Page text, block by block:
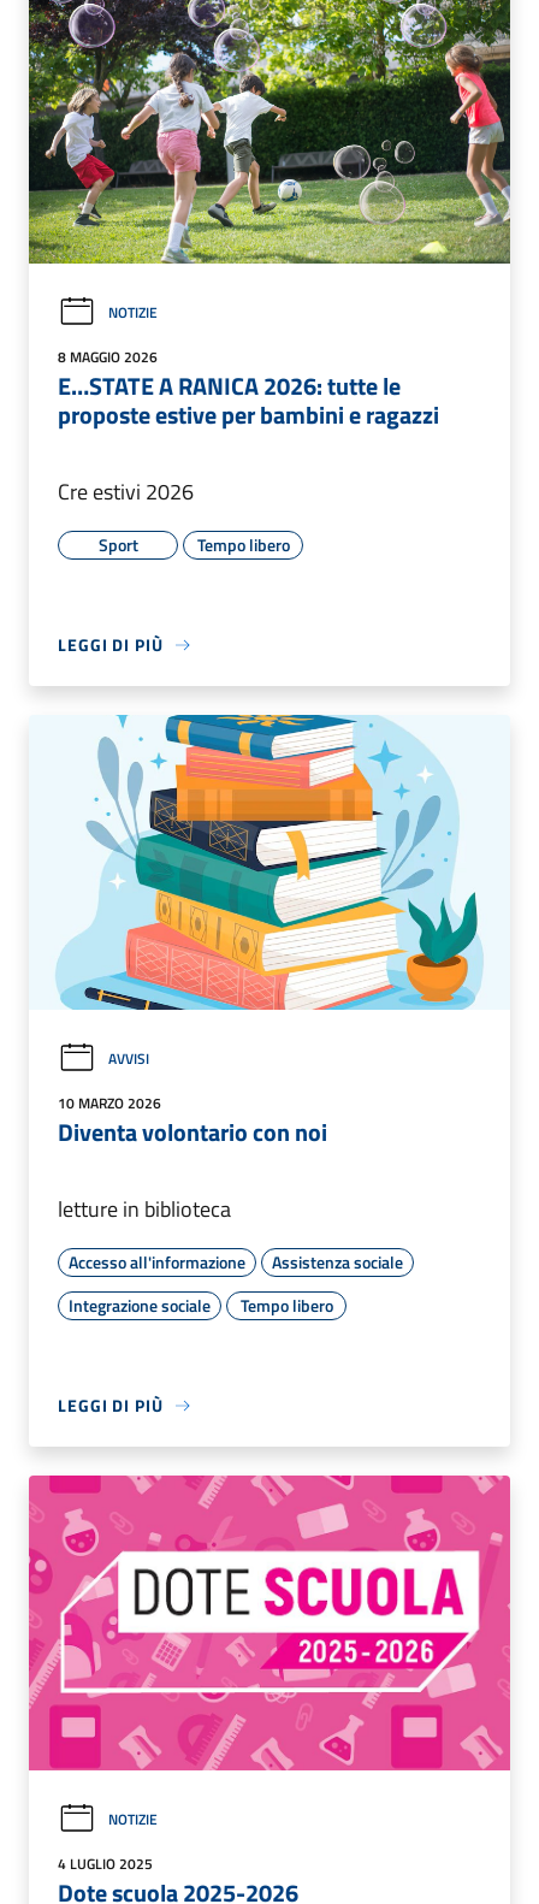
NOTIZIE
8 MAGGIO 2026
E…STATE A RANICA 2026: tutte le
proposte estive per bambini e ragazzi
Cre estivi 2026
Sport Tempo libero
LEGGI DI PIÙ
AVVISI
10 MARZO 2026
Diventa volontario con noi
letture in biblioteca
Accesso all'informazione
Assistenza sociale
Integrazione sociale
Tempo libero
LEGGI DI PIÙ
NOTIZIE
4 LUGLIO 2025
Dote scuola 2025-2026